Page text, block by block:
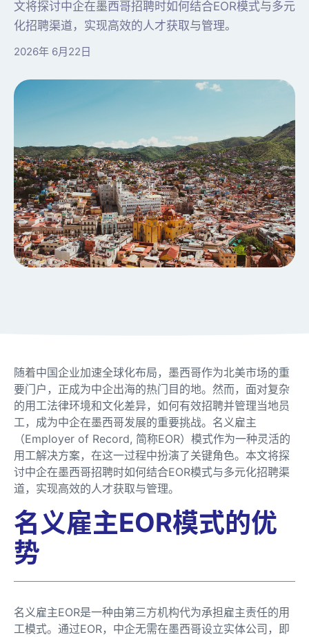
文将探讨中企在墨西哥招聘时如何结合EOR模式与多元
化招聘渠道，实现高效的人才获取与管理。
2026年 6月22日
随着中国企业加速全球化布局，墨西哥作为北美市场的重
要门户，正成为中企出海的热门目的地。然而，面对复杂
的用工法律环境和文化差异，如何有效招聘并管理当地员
工，成为中企在墨西哥发展的重要挑战。名义雇主
（Employer of Record, 简称EOR）模式作为一种灵活的
用工解决方案，在这一过程中扮演了关键角色。本文将探
讨中企在墨西哥招聘时如何结合EOR模式与多元化招聘渠
道，实现高效的人才获取与管理。
名义雇主EOR模式的优
势
名义雇主EOR是一种由第三方机构代为承担雇主责任的用
工模式。通过EOR，中企无需在墨西哥设立实体公司，即